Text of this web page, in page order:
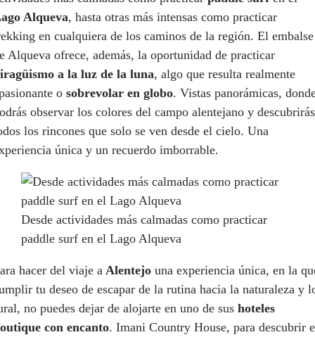
Alqueva, hasta otras más intensas como practicar
en cualquiera de los caminos de la región. El embalse
Alqueva ofrece, además, la oportunidad de practicar
a la luz de la luna, algo que resulta realmente
o sobrevolar en globo. Vistas panorámicas,
observar los colores del campo alentejano y descubrirás
los rincones que solo se ven desde el cielo. Una
única y un recuerdo imborrable.
Desde actividades más calmadas como practicar
paddle surf en el Lago Alqueva
hacer del viaje a Alentejo una experiencia única, en la
tu deseo de escapar de la rutina hacia la naturaleza y
no puedes dejar de alojarte en uno de sus hoteles
con encanto. Imani Country House, para descubrir